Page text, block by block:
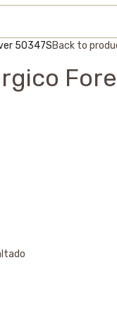
50347SBack to